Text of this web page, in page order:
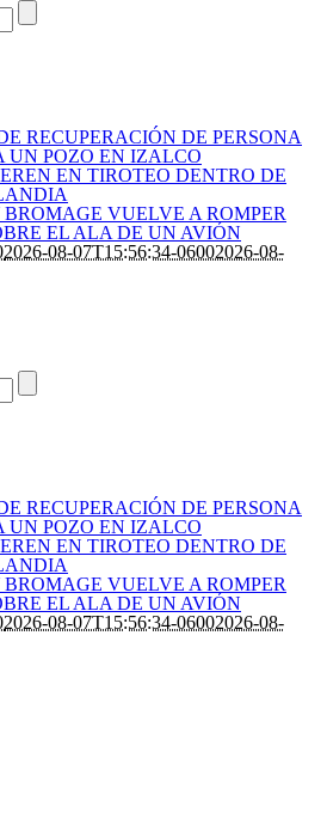
RECUPERACIÓN DE PERSONA
UN POZO EN IZALCO
EN TIROTEO DENTRO DE
VUELVE A ROMPER
EL ALA DE UN AVIÓN
2026-08-07T15:56:34-06002026-08-
RECUPERACIÓN DE PERSONA
UN POZO EN IZALCO
EN TIROTEO DENTRO DE
VUELVE A ROMPER
EL ALA DE UN AVIÓN
2026-08-07T15:56:34-06002026-08-